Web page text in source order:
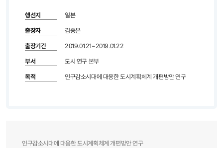
행선지 일본
출장자 김중은
출장기간 2019.01.21~2019.01.22
부서 도시 연구 본부
목적 인구감소시대에 대응한 도시계획체계 개편방안 연구
인구감소시대에 대응한 도시계획체계 개편방안 연구